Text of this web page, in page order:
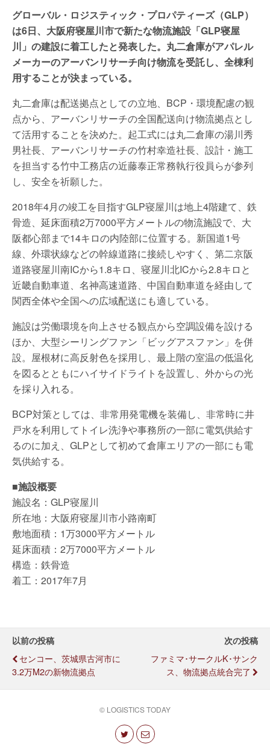
グローバル・ロジスティック・プロパティーズ（GLP）
は6日、大阪府寝屋川市で新たな物流施設「GLP寝屋
川」の建設に着工したと発表した。丸二倉庫がアパレル
メーカーのアーバンリサーチ向け物流を受託し、全棟利
用することが決まっている。
丸二倉庫は配送拠点としての立地、BCP・環境配慮の観
点から、アーバンリサーチの全国配送向け物流拠点とし
て活用することを決めた。起工式には丸二倉庫の湯川秀
男社長、アーバンリサーチの竹村幸造社長、設計・施工
を担当する竹中工務店の近藤泰正常務執行役員らが参列
し、安全を祈願した。
2018年4月の竣工を目指すGLP寝屋川は地上4階建て、鉄
骨造、延床面積2万7000平方メートルの物流施設で、大
阪都心部まで14キロの内陸部に位置する。新国道1号
線、外環状線などの幹線道路に接続しやすく、第二京阪
道路寝屋川南ICから1.8キロ、寝屋川北ICから2.8キロと
近畿自動車道、名神高速道路、中国自動車道を経由して
関西全体や全国への広域配送にも適している。
施設は労働環境を向上させる観点から空調設備を設ける
ほか、大型シーリングファン「ビッグアスファン」を併
設。屋根材に高反射色を採用し、最上階の室温の低温化
を図るとともにハイサイドライトを設置し、外からの光
を採り入れる。
BCP対策としては、非常用発電機を装備し、非常時に井
戸水を利用してトイレ洗浄や事務所の一部に電気供給す
るのに加え、GLPとして初めて倉庫エリアの一部にも電
気供給する。
■施設概要
施設名：GLP寝屋川
所在地：大阪府寝屋川市小路南町
敷地面積：1万3000平方メートル
延床面積：2万7000平方メートル
構造：鉄骨造
着工：2017年7月
以前の投稿
センコー、茨城県古河市に
3.2万m2の新物流拠点
次の投稿
ファミマ･サークルK･サンク
ス、物流拠点統合完了
© LOGISTICS TODAY